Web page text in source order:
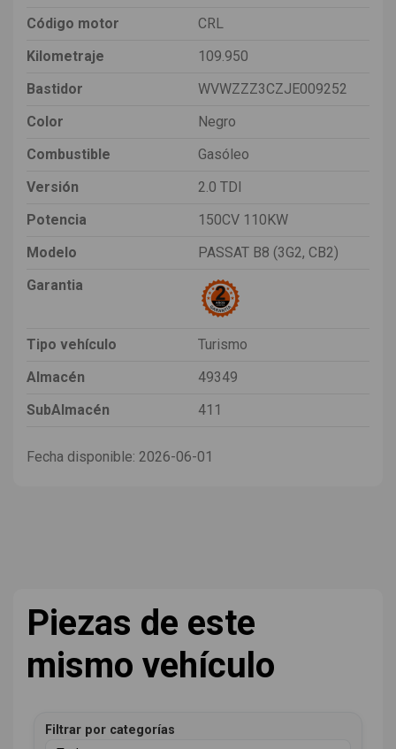
Código motor
CRL
Kilometraje
109.950
Bastidor
WVWZZZ3CZJE009252
Color
Negro
Combustible
Gasóleo
Versión
2.0 TDI
Potencia
150CV 110KW
Modelo
PASSAT B8 (3G2, CB2)
Garantia
Tipo vehículo
Turismo
Almacén
49349
SubAlmacén
411
Fecha disponible: 2026-06-01
Piezas de este
mismo vehículo
Filtrar por categorías